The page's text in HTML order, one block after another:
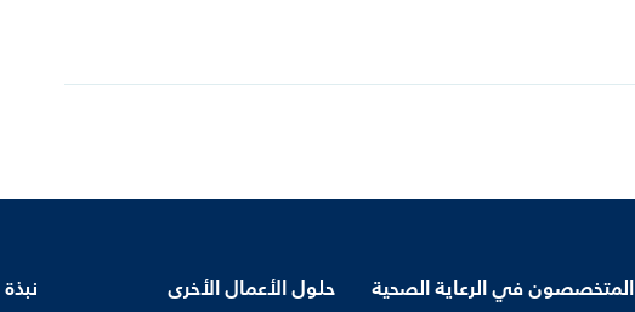
المتخصصون في الرعاية الصحية حلول الأعمال الأخرى